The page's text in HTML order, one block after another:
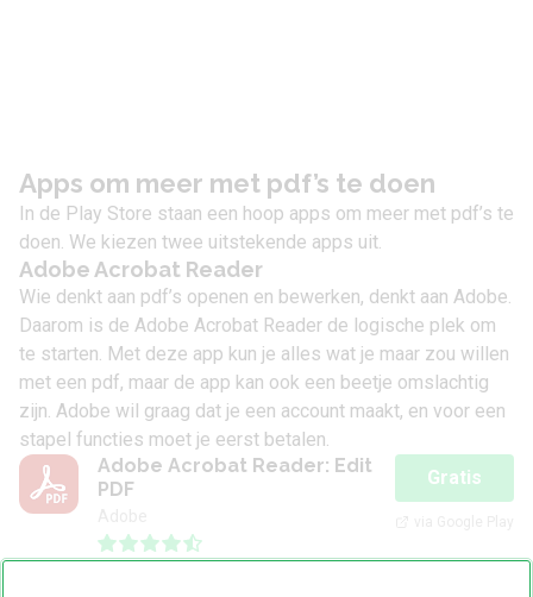
Apps om meer met pdf’s te doen
In de Play Store staan een hoop apps om meer met pdf’s te
doen. We kiezen twee uitstekende apps uit.
Adobe Acrobat Reader
Wie denkt aan pdf’s openen en bewerken, denkt aan Adobe.
Daarom is de Adobe Acrobat Reader de logische plek om
te starten. Met deze app kun je alles wat je maar zou willen
met een pdf, maar de app kan ook een beetje omslachtig
zijn. Adobe wil graag dat je een account maakt, en voor een
stapel functies moet je eerst betalen.
Adobe Acrobat Reader: Edit
PDF
Gratis